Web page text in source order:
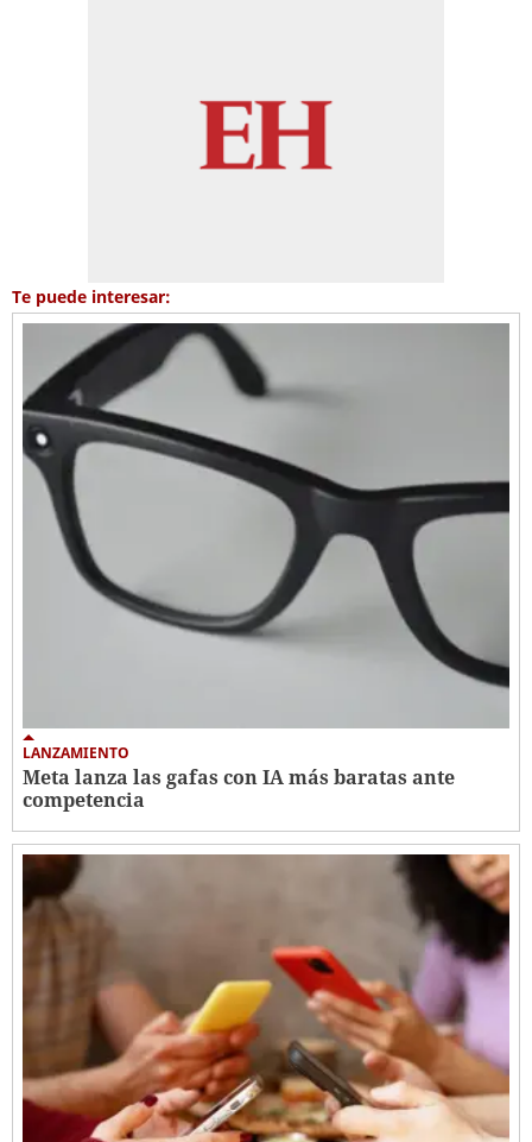
Te puede interesar:
LANZAMIENTO
Meta lanza las gafas con IA más baratas ante
competencia